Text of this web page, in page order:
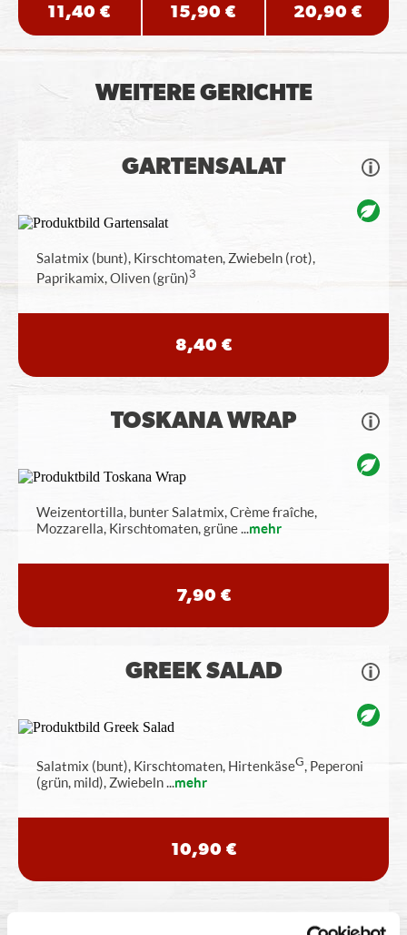
11,40 € 15,90 € 20,90 €
WEITERE GERICHTE
GARTENSALAT
Salatmix (bunt), Kirschtomaten, Zwiebeln (rot),
Paprikamix, Oliven (grün)3
8,40 €
TOSKANA WRAP
Weizentortilla, bunter Salatmix, Crème fraîche,
Mozzarella, Kirschtomaten, grüne...mehr
7,90 €
GREEK SALAD
Salatmix (bunt), Kirschtomaten, HirtenkäseG, Peperoni
(grün, mild), Zwiebeln...mehr
10,90 €